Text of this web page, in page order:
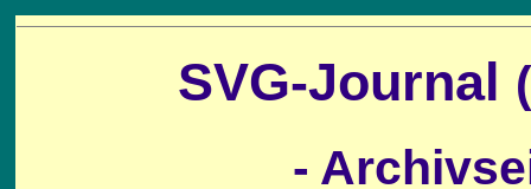
SVG-Journal (
-